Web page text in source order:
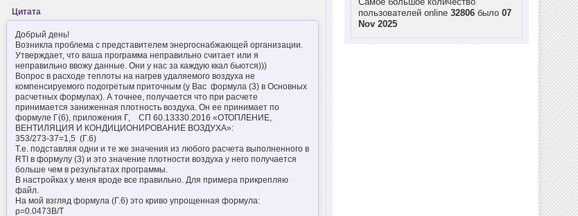
Цитата
Добрый день!
Возникла проблема с представителем энергоснабжающей организации.
Утверждает, что ваша программа неправильно считает или я
неправильно ввожу данные. Они у нас за каждую ккал бьются)))
Вопрос в расходе теплоты на нагрев удаляемого воздуха не
компенсируемого подогретым приточным (у Вас формула (3) в Основных
расчетных формулах). А точнее, получается что при расчете
принимается заниженная плотность воздуха. Он ее принимает по
формуле Г(6), приложения Г, СП 60.13330.2016 «ОТОПЛЕНИЕ,
ВЕНТИЛЯЦИЯ И КОНДИЦИОНИРОВАНИЕ ВОЗДУХА»:
353/273-37=1,5 (Г.6)
Т.е. подставляя одни и те же значения из любого расчета выполненного в
RTI в формулу (3) и это значение плотности воздуха у него получается
больше чем в результатах программы.
В настройках у меня вроде все правильно. Для примера прикрепляю
файл.
На мой взгляд формула (Г.6) это криво упрощенная формула:
ρ=0.0473B/T
пользователей online32806 было07
Nov 2025